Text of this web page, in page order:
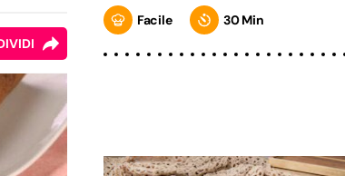
Facile 30 Min